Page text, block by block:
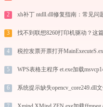
2 xh补丁 ntdll.dll修复指南：常见问
3
4
5
6